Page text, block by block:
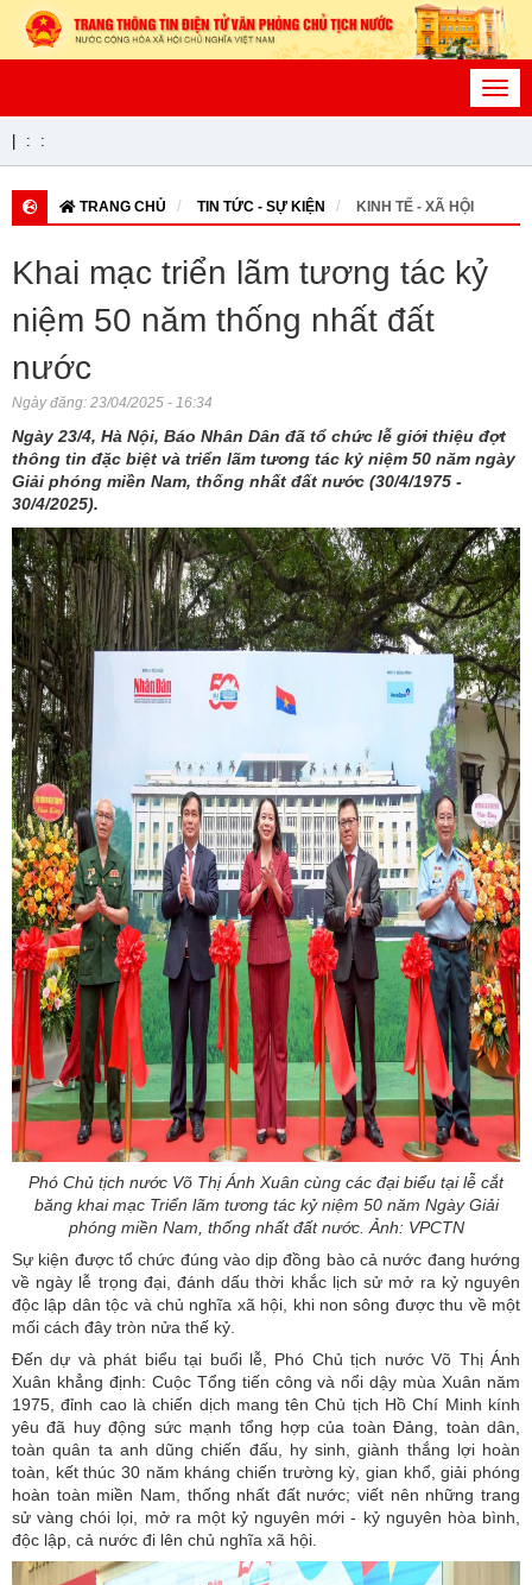
: :
TRANG CHỦ TIN TỨC - SỰ KIỆN KINH TẾ - XÃ HỘI
Khai mạc triển lãm tương tác kỷ
niệm 50 năm thống nhất đất
nước
Ngày đăng: 23/04/2025 - 16:34
Ngày 23/4, Hà Nội, Báo Nhân Dân đã tổ chức lễ giới thiệu đợt
thông tin đặc biệt và triển lãm tương tác kỷ niệm 50 năm ngày
Giải phóng miền Nam, thống nhất đất nước (30/4/1975 -
30/4/2025).
Phó Chủ tịch nước Võ Thị Ánh Xuân cùng các đại biểu tại lễ cắt
băng khai mạc Triển lãm tương tác kỷ niệm 50 năm Ngày Giải
phóng miền Nam, thống nhất đất nước. Ảnh: VPCTN
Sự kiện được tổ chức đúng vào dịp đồng bào cả nước đang hướng
về ngày lễ trọng đại, đánh dấu thời khắc lịch sử mở ra kỷ nguyên
độc lập dân tộc và chủ nghĩa xã hội, khi non sông được thu về một
mối cách đây tròn nửa thế kỷ.
Đến dự và phát biểu tại buổi lễ, Phó Chủ tịch nước Võ Thị Ánh
Xuân khẳng định: Cuộc Tổng tiến công và nổi dậy mùa Xuân năm
1975, đỉnh cao là chiến dịch mang tên Chủ tịch Hồ Chí Minh kính
yêu đã huy động sức mạnh tổng hợp của toàn Đảng, toàn dân,
toàn quân ta anh dũng chiến đấu, hy sinh, giành thắng lợi hoàn
toàn, kết thúc 30 năm kháng chiến trường kỳ, gian khổ, giải phóng
hoàn toàn miền Nam, thống nhất đất nước; viết nên những trang
sử vàng chói lọi, mở ra một kỷ nguyên mới - kỷ nguyên hòa bình,
độc lập, cả nước đi lên chủ nghĩa xã hội.